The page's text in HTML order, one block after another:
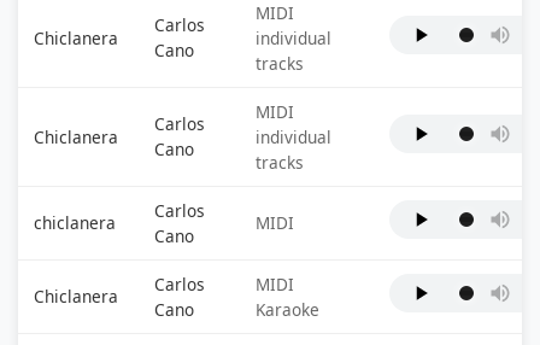
Chiclanera
Carlos
Cano
MIDI
individual
tracks
Chiclanera
Carlos
Cano
MIDI
individual
tracks
chiclanera
Carlos
Cano
MIDI
Chiclanera
Carlos
Cano
MIDI
Karaoke